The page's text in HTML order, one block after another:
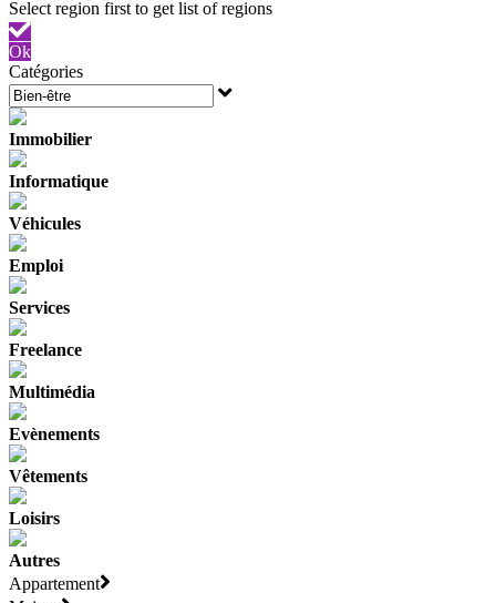
Ok
Catégories
Immobilier
Informatique
Véhicules
Emploi
Services
Freelance
Multimédia
Evènements
Vêtements
Loisirs
Autres
Appartement